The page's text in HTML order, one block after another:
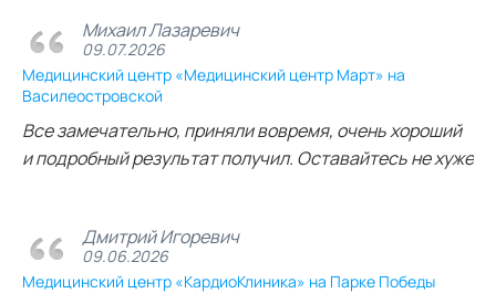
Михаил Лазаревич
09.07.2026
Медицинский центр «Медицинский центр Март» на
Василеостровской
Все замечательно, приняли вовремя, очень хороший
и подробный результат получил. Оставайтесь не хуже
Дмитрий Игоревич
09.06.2026
Медицинский центр «КардиоКлиника» на Парке Победы